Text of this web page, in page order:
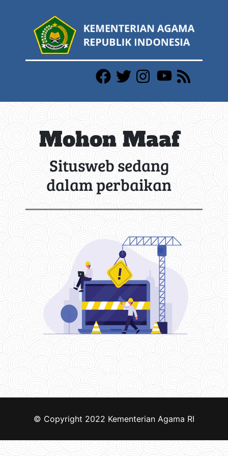
Mohon Maaf
Situsweb sedang
dalam perbaikan
© Copyright 2022 Kementerian Agama RI